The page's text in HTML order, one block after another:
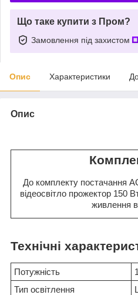
Що таке купити з Пром?
Замовлення під захистом
Опис Характеристики
Опис
До комплекту постачання
відеосвітло прожектор 150
живлення
Технічні
Потужність
Тип освітлення